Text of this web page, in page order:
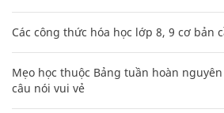
Các công thức hóa học lớp 8, 9 cơ bản
Mẹo học thuộc Bảng tuần hoàn
câu nói vui vẻ